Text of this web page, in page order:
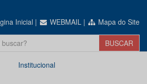
Inicial | WEBMAIL | Mapa do Site
Institucional